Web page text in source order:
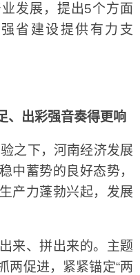
发展，提出5个方面
省建设提供有力支
出彩强音奏得更响
下，河南经济发展
中蓄势的良好态势，
产力蓬勃兴起，发展
、拼出来的。主题
两促进，紧紧锚定“两